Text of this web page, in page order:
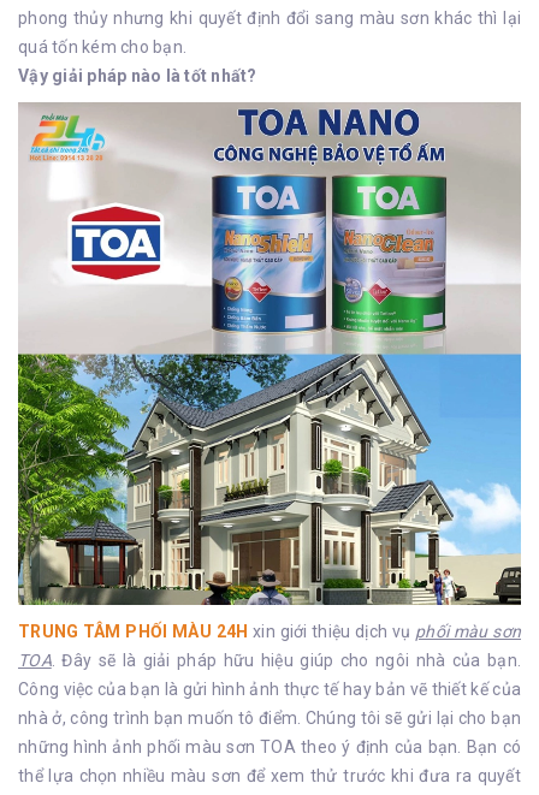
phong thủy nhưng khi quyết định đổi sang màu sơn khác thì lại
quá tốn kém cho bạn.
Vậy giải pháp nào là tốt nhất?
TRUNG TÂM PHỐI MÀU 24H xin giới thiệu dịch vụ phối màu sơn
TOA. Đây sẽ là giải pháp hữu hiệu giúp cho ngôi nhà của bạn.
Công việc của bạn là gửi hình ảnh thực tế hay bản vẽ thiết kế của
nhà ở, công trình bạn muốn tô điểm. Chúng tôi sẽ gửi lại cho bạn
những hình ảnh phối màu sơn TOA theo ý định của bạn. Bạn có
thể lựa chọn nhiều màu sơn để xem thử trước khi đưa ra quyết